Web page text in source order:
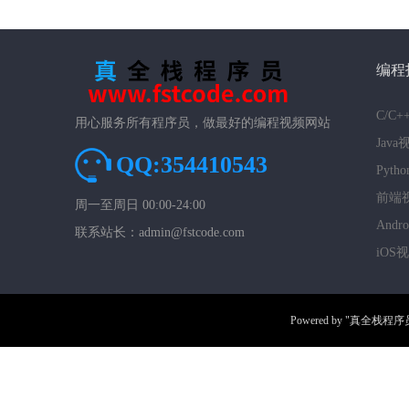
用心服务所有程序员，做最好的编程视频网站
QQ:354410543
周一至周日 00:00-24:00
联系站长：admin@fstcode.com
编程
C/
Java
前端
iOS
Powered by "真全栈程序